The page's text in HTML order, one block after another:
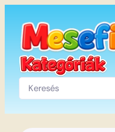
tartalomhoz
Keresés